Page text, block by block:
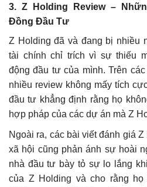
3. Z Holding Review –
Đồng Đầu Tư
Z Holding đã và đang bị nhiều
tài chính chỉ trích vì sự thiếu
động đầu tư của mình. Trên
nhiều review không mấy tích
đầu tư khẳng định rằng họ
hợp pháp của các dự án mà Z
Ngoài ra, các bài viết đánh giá
xã hội cũng phản ánh sự hoài
nhà đầu tư bày tỏ sự lo lắng
của Z Holding và cho rằng